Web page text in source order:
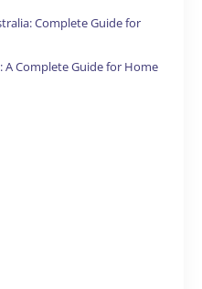
Complete Guide for
Complete Guide for Home